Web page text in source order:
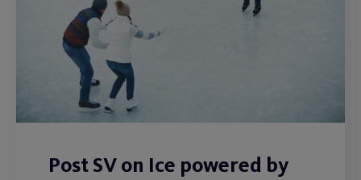
Post SV on Ice powered by